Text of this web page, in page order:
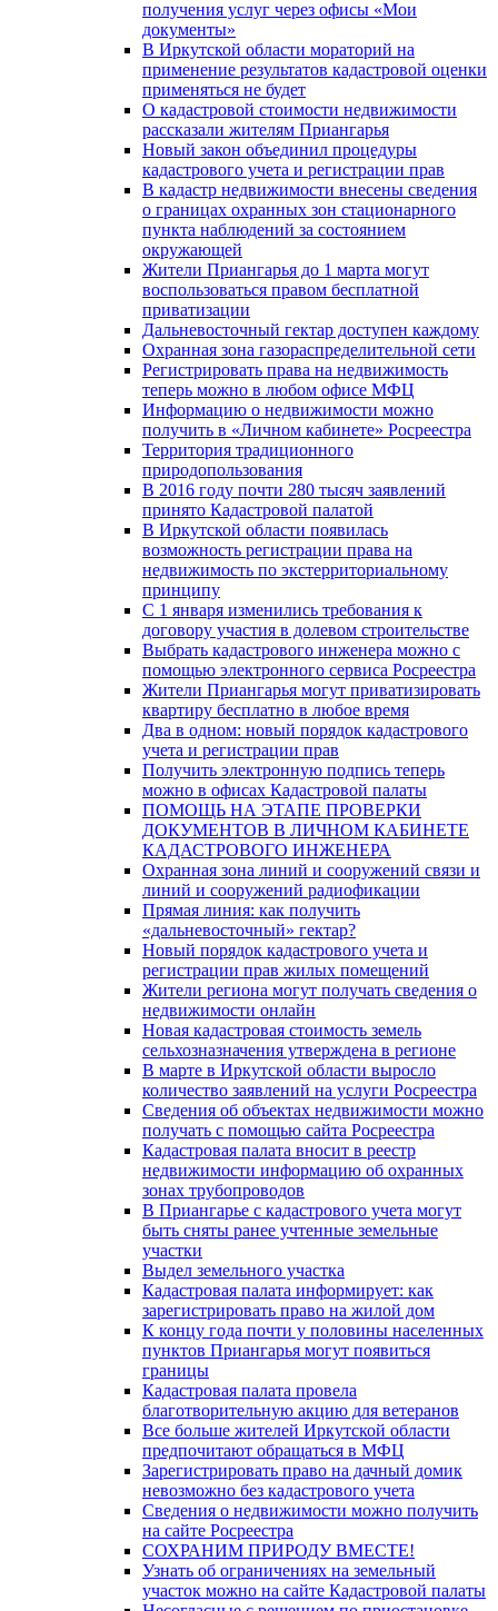
получения услуг через офисы «Мои
документы»
В Иркутской области мораторий на
применение результатов кадастровой оценки
применяться не будет
О кадастровой стоимости недвижимости
рассказали жителям Приангарья
Новый закон объединил процедуры
кадастрового учета и регистрации прав
В кадастр недвижимости внесены сведения
о границах охранных зон стационарного
пункта наблюдений за состоянием
окружающей
Жители Приангарья до 1 марта могут
воспользоваться правом бесплатной
приватизации
Дальневосточный гектар доступен каждому
Охранная зона газораспределительной сети
Регистрировать права на недвижимость
теперь можно в любом офисе МФЦ
Информацию о недвижимости можно
получить в «Личном кабинете» Росреестра
Территория традиционного
природопользования
В 2016 году почти 280 тысяч заявлений
принято Кадастровой палатой
В Иркутской области появилась
возможность регистрации права на
недвижимость по экстерриториальному
принципу
C 1 января изменились требования к
договору участия в долевом строительстве
Выбрать кадастрового инженера можно с
помощью электронного сервиса Росреестра
Жители Приангарья могут приватизировать
квартиру бесплатно в любое время
Два в одном: новый порядок кадастрового
учета и регистрации прав
Получить электронную подпись теперь
можно в офисах Кадастровой палаты
ПОМОЩЬ НА ЭТАПЕ ПРОВЕРКИ
ДОКУМЕНТОВ В ЛИЧНОМ КАБИНЕТЕ
КАДАСТРОВОГО ИНЖЕНЕРА
Охранная зона линий и сооружений связи и
линий и сооружений радиофикации
Прямая линия: как получить
«дальневосточный» гектар?
Новый порядок кадастрового учета и
регистрации прав жилых помещений
Жители региона могут получать сведения о
недвижимости онлайн
Новая кадастровая стоимость земель
сельхозназначения утверждена в регионе
В марте в Иркутской области выросло
количество заявлений на услуги Росреестра
Сведения об объектах недвижимости можно
получать с помощью сайта Росреестра
Кадастровая палата вносит в реестр
недвижимости информацию об охранных
зонах трубопроводов
В Приангарье с кадастрового учета могут
быть сняты ранее учтенные земельные
участки
Выдел земельного участка
Кадастровая палата информирует: как
зарегистрировать право на жилой дом
К концу года почти у половины населенных
пунктов Приангарья могут появиться
границы
Кадастровая палата провела
благотворительную акцию для ветеранов
Все больше жителей Иркутской области
предпочитают обращаться в МФЦ
Зарегистрировать право на дачный домик
невозможно без кадастрового учета
Сведения о недвижимости можно получить
на сайте Росреестра
СОХРАНИМ ПРИРОДУ ВМЕСТЕ!
Узнать об ограничениях на земельный
участок можно на сайте Кадастровой палаты